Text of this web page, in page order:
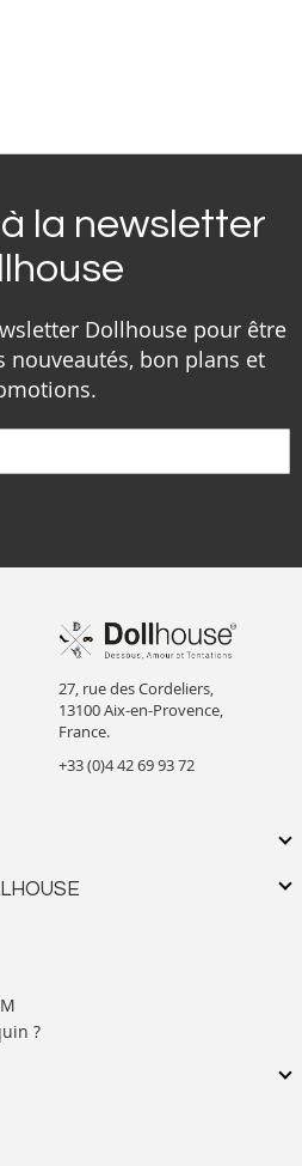
la newsletter
Dollhouse pour être
nouveautés, bon plans et
?
27, rue des Cordeliers,
13100 Aix-en-Provence,
France.
+33 (0)4 42 69 93 72